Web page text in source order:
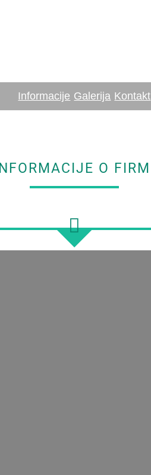
Informacije Galerija Kontakt
INFORMACIJE O FIRMI